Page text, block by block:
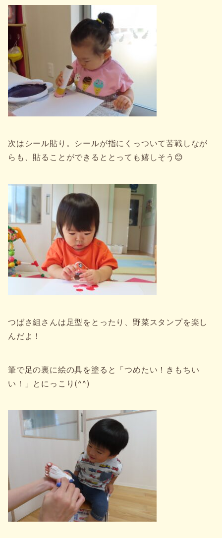
次はシール貼り。シールが指にくっついて苦戦しなが
らも、貼ることができるととっても嬉しそう😊
つばさ組さんは足型をとったり、野菜スタンプを楽し
んだよ！
筆で足の裏に絵の具を塗ると「つめたい！きもちい
い！」とにっこり(^^)